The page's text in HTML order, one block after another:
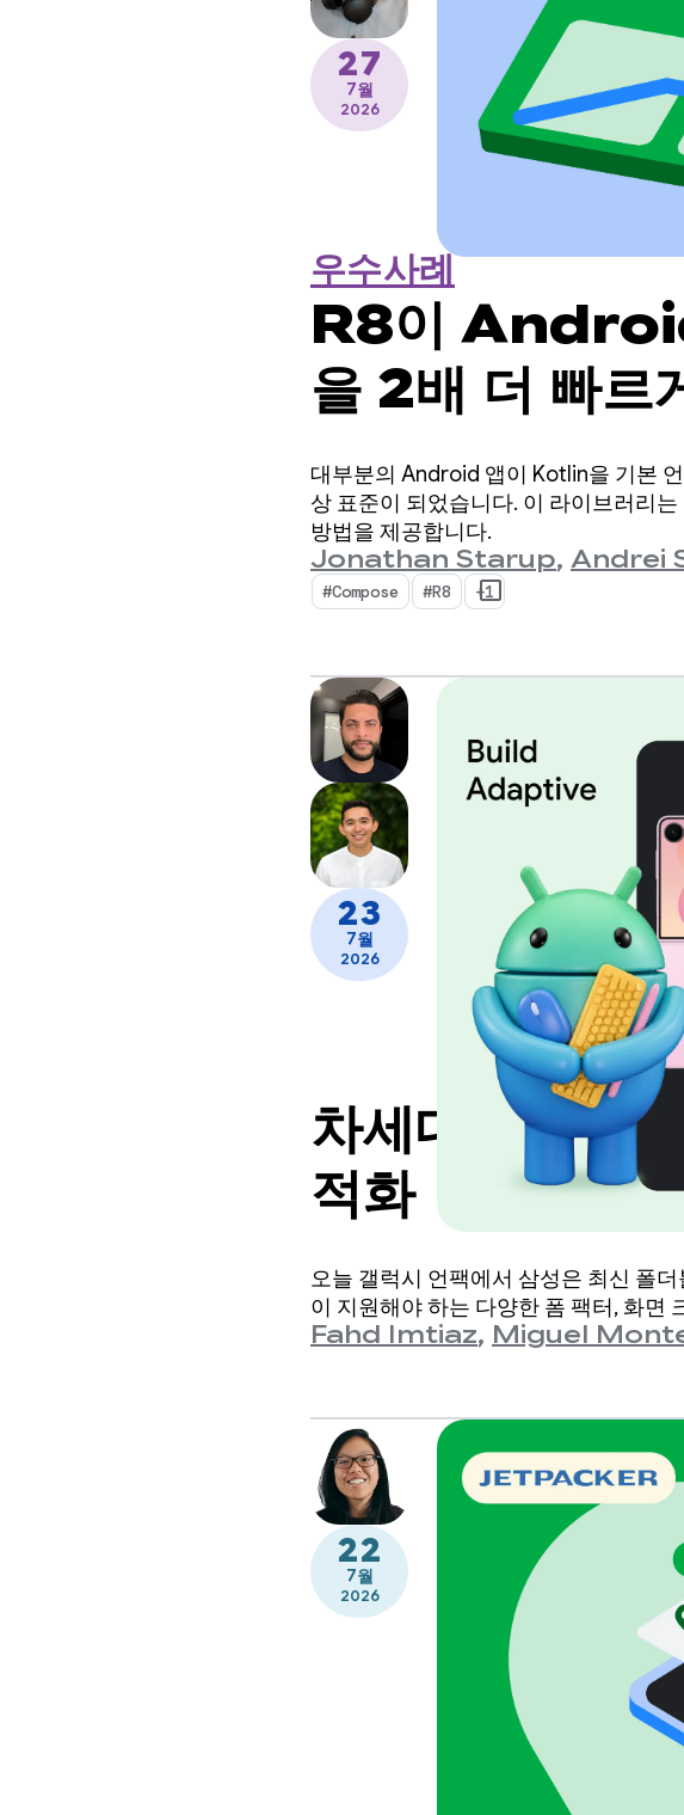
27
7월
2026
우수사례
R8이
을 2배 더 빠르
대부분의 Android 앱이 Kotlin을 기본
상 표준이 되었습니다. 이 라이브러리
방법을 제공합니다.
Jonathan Starup, Andrei
#Compose #R8 +1
23
7월
2026
차세대 삼성 갤
적화
오늘 갤럭시 언팩에서 삼성은 최신 폴
이 지원해야 하는 다양한 폼 팩터, 화면
Fahd Imtiaz, Miguel
22
7월
2026